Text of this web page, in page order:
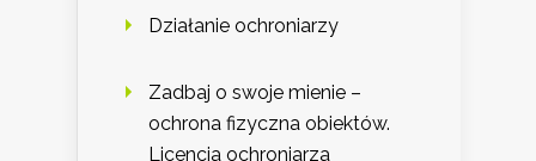
Działanie ochroniarzy
Zadbaj o swoje mienie –
ochrona fizyczna obiektów.
Licencja ochroniarza